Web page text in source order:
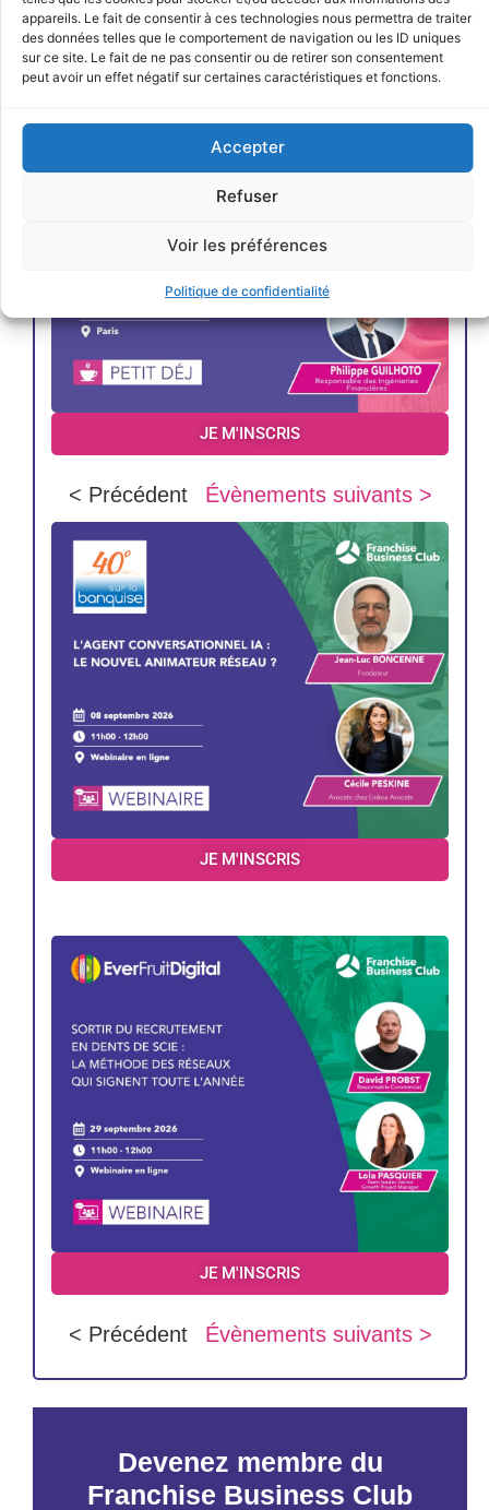
appareils. Le fait de consentir à ces technologies nous permettra de traiter
des données telles que le comportement de navigation ou les ID uniques
sur ce site. Le fait de ne pas consentir ou de retirer son consentement
peut avoir un effet négatif sur certaines caractéristiques et fonctions.
Accepter
Refuser
Voir les préférences
Politique de confidentialité
JE M'INSCRIS
JE M'INSCRIS
< Précédent Évènements suivants >
JE M'INSCRIS
JE M'INSCRIS
< Précédent Évènements suivants >
Devenez membre du
Franchise Business Club